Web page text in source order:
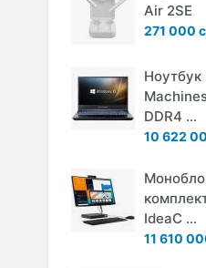
Air 2SE
271 000
Ноутбук
DDR4 ...
10 622
IdeaC ...
11 610